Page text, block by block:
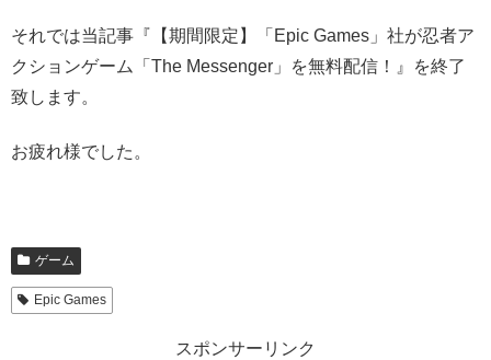
それでは当記事『【期間限定】「Epic Games」社が忍者ア
クションゲーム「The Messenger」を無料配信！』を終了
致します。
お疲れ様でした。
ゲーム
Epic Games
スポンサーリンク